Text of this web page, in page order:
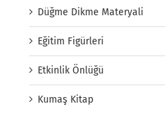
Düğme Dikme Materyali
Eğitim Figürleri
Etkinlik Önlüğü
Kumaş Kitap